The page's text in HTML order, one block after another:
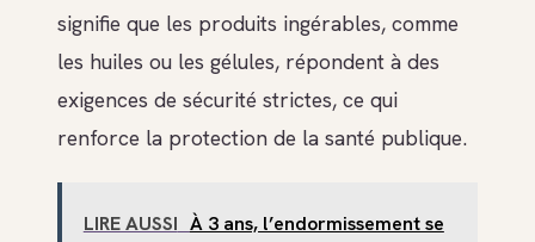
signifie que les produits ingérables, comme
les huiles ou les gélules, répondent à des
exigences de sécurité strictes, ce qui
renforce la protection de la santé publique.
LIRE AUSSI À 3 ans, l’endormissement se